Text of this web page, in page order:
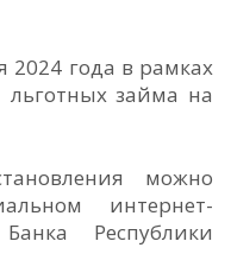
2024 года в рамках
займа на
можно
интернет-
Республики